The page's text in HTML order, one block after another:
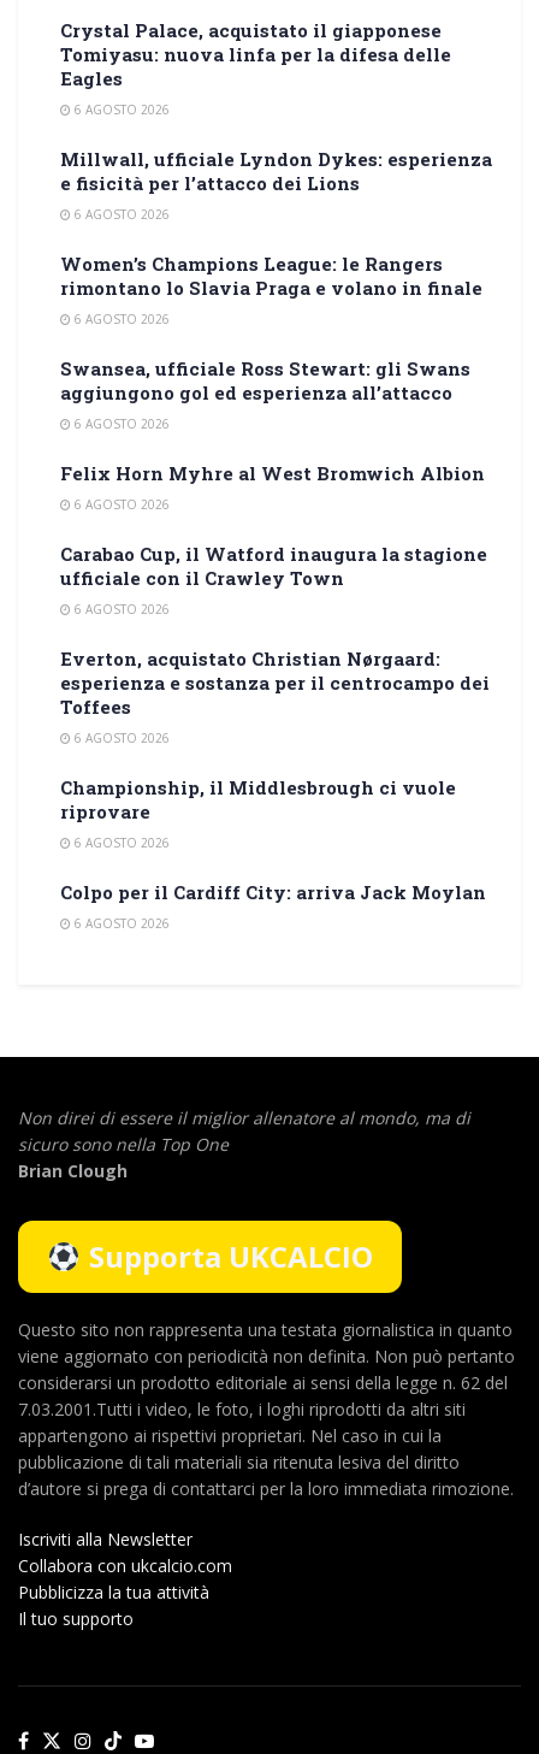
Crystal Palace, acquistato il giapponese
Tomiyasu: nuova linfa per la difesa delle
Eagles
6 AGOSTO 2026
Millwall, ufficiale Lyndon Dykes: esperienza
e fisicità per l’attacco dei Lions
6 AGOSTO 2026
Women’s Champions League: le Rangers
rimontano lo Slavia Praga e volano in finale
6 AGOSTO 2026
Swansea, ufficiale Ross Stewart: gli Swans
aggiungono gol ed esperienza all’attacco
6 AGOSTO 2026
Felix Horn Myhre al West Bromwich Albion
6 AGOSTO 2026
Carabao Cup, il Watford inaugura la stagione
ufficiale con il Crawley Town
6 AGOSTO 2026
Everton, acquistato Christian Nørgaard:
esperienza e sostanza per il centrocampo dei
Toffees
6 AGOSTO 2026
Championship, il Middlesbrough ci vuole
riprovare
6 AGOSTO 2026
Colpo per il Cardiff City: arriva Jack Moylan
6 AGOSTO 2026
Non direi di essere il miglior allenatore al mondo, ma di
sicuro sono nella Top One
Brian Clough
Supporta UKCALCIO
Questo sito non rappresenta una testata giornalistica in quanto
viene aggiornato con periodicità non definita. Non può pertanto
considerarsi un prodotto editoriale ai sensi della legge n. 62 del
7.03.2001.Tutti i video, le foto, i loghi riprodotti da altri siti
appartengono ai rispettivi proprietari. Nel caso in cui la
pubblicazione di tali materiali sia ritenuta lesiva del diritto
d’autore si prega di contattarci per la loro immediata rimozione.
Iscriviti alla Newsletter
Collabora con ukcalcio.com
Pubblicizza la tua attività
Il tuo supporto